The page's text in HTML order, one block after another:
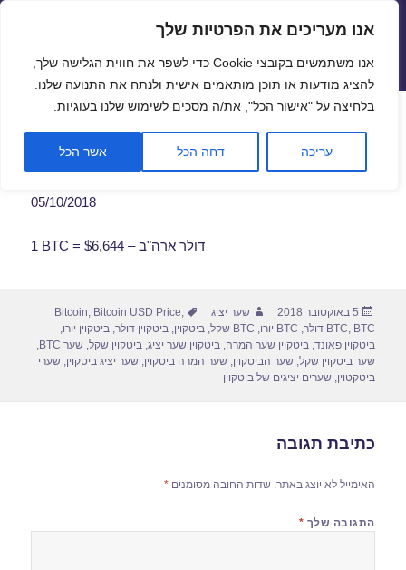
פתח
אנו מעריכים את הפרטיות שלך
אנו משתמשים בקובצי Cookie כדי לשפר את חווית הגלישה שלך,
להציג מודעות או תוכן מותאמים אישית ולנתח את התנועה שלנו.
בלחיצה על "אישור הכל", את/ה מסכים לשימוש שלנו בעוגיות.
עריכה דחה הכל אשר הכל
שערי חליפין יציגים – שער יציג
תפריטים
ווידג'טים
שער ביטקוין לתאריך 05/10/2018
05/10/2018
1 BTC = $6,644 – דולר ארה"ב
פורסם
בתאריך
5 באוקטובר 2018 מחבר
שער יציג תגיות Bitcoin, Bitcoin USD Price,
BTC, BTC דולר , BTC יורו , BTC שקל ,ביטקוין,ביטקוין דולר,ביטקוין יורו,
ביטקוין פאונד,ביטקוין שער המרה,ביטקוין שער יציג,ביטקוין שקל,שער BTC
,
שער ביטקוין שקל,שער הביטקוין,שער המרה ביטקוין,שער יציג ביטקוין,שערי
ביטקטוין,שערים יציגים של ביטקוין
כתיבת תגובה
האימייל לא יוצג באתר. שדות החובה מסומנים*
התגובה שלך *